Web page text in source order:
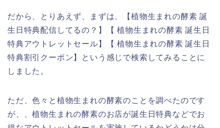
だから、とりあえず、まずは、【植物生まれの酵素 誕
生日特典配信してるの？】【 植物生まれの酵素 誕生日
特典アウトレットセール】【 植物生まれの酵素 誕生日
特典割引クーポン】という感じで検索してみることに
しました。
ただ、色々と植物生まれの酵素のことを調べたのです
が、、植物生まれの酵素のお店が誕生日特典などでお